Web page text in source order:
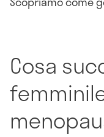
Cosa